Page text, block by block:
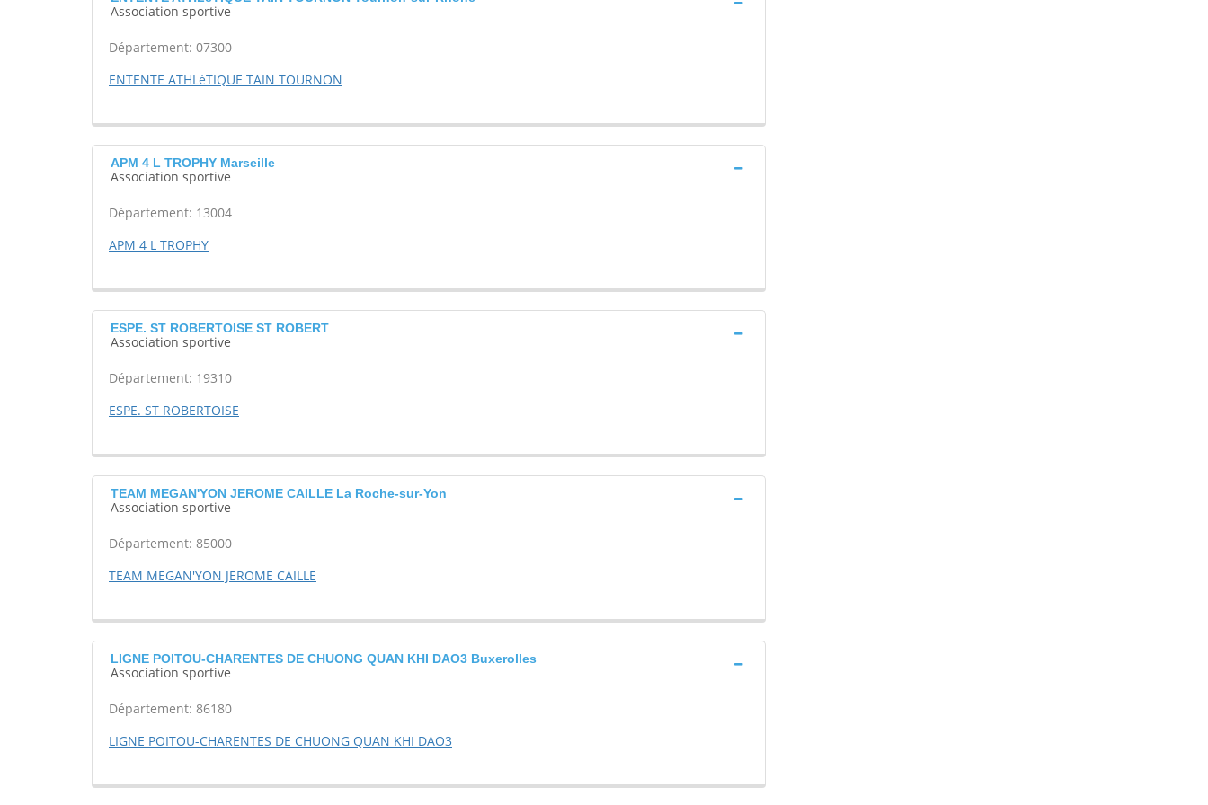
Association sportive
Département: 07300
ENTENTE ATHLéTIQUE TAIN TOURNON
APM 4 L TROPHY Marseille
Association sportive
Département: 13004
APM 4 L TROPHY
ESPE. ST ROBERTOISE ST ROBERT
Association sportive
Département: 19310
ESPE. ST ROBERTOISE
TEAM MEGAN'YON JEROME CAILLE La Roche-sur-Yon
Association sportive
Département: 85000
TEAM MEGAN'YON JEROME CAILLE
LIGNE POITOU-CHARENTES DE CHUONG QUAN KHI DAO3 Buxerolles
Association sportive
Département: 86180
LIGNE POITOU-CHARENTES DE CHUONG QUAN KHI DAO3